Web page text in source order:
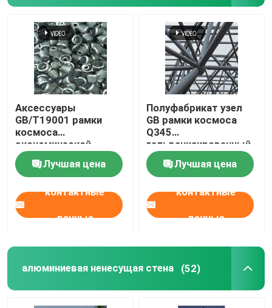
О нас
Путешествие фабрики
Проверка качества
Свяжитесь мы
Аксессуары
GB/T19001 рамки
космоса
экономической
ферменной
конструкции космоса
совместные белые
Лучшая цена
контактные
данные
Полуфабрикат узел
GB рамки космоса
Q345
гальванизированный
соединением
Лучшая цена
контактные
данные
алюминиевая ненесущая стена (52)